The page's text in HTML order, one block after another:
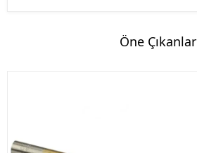
Öne Çıkanlar